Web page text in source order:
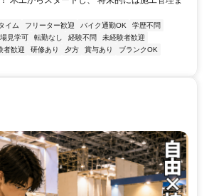
イム フリーター歓迎 バイク通勤OK
学歴不問
見学可 転勤なし 経験不問
未経験者歓迎
者歓迎 研修あり 夕方 賞与あり
ブランクOK